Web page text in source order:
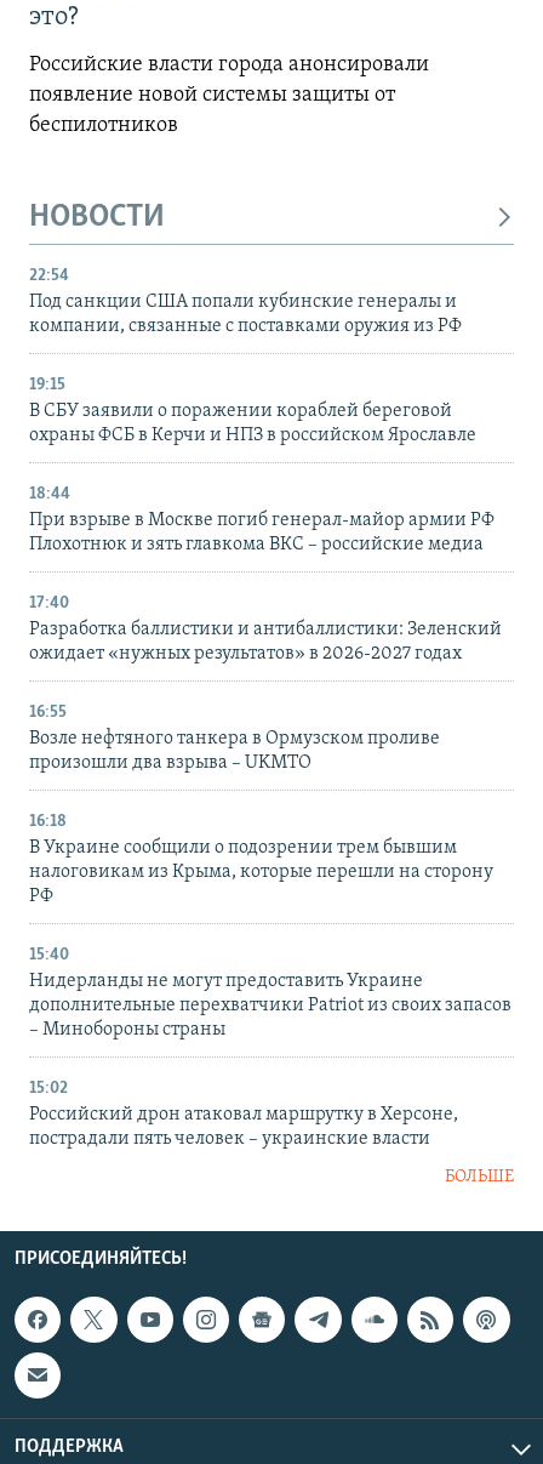
это?
Российские власти города анонсировали
появление новой системы защиты от
беспилотников
НОВОСТИ
22:54
Под санкции США попали кубинские генералы и
компании, связанные с поставками оружия из РФ
19:15
В СБУ заявили о поражении кораблей береговой
охраны ФСБ в Керчи и НПЗ в российском Ярославле
18:44
При взрыве в Москве погиб генерал-майор армии РФ
Плохотнюк и зять главкома ВКС – российские медиа
17:40
Разработка баллистики и антибаллистики: Зеленский
ожидает «нужных результатов» в 2026-2027 годах
16:55
Возле нефтяного танкера в Ормузском проливе
произошли два взрыва – UKMTO
16:18
В Украине сообщили о подозрении трем бывшим
налоговикам из Крыма, которые перешли на сторону
РФ
15:40
Нидерланды не могут предоставить Украине
дополнительные перехватчики Patriot из своих запасов
– Минобороны страны
15:02
Российский дрон атаковал маршрутку в Херсоне,
пострадали пять человек – украинские власти
БОЛЬШЕ
ПРИСОЕДИНЯЙТЕСЬ!
ПОДДЕРЖКА